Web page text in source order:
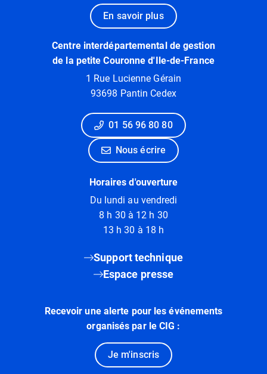
En savoir plus
Centre interdépartemental de gestion
de la petite Couronne d'Ile-de-France
1 Rue Lucienne Gérain
93698 Pantin Cedex
01 56 96 80 80
Nous écrire
Horaires d'ouverture
Du lundi au vendredi
8 h 30 à 12 h 30
13 h 30 à 18 h
Support technique
Espace presse
Recevoir une alerte pour les événements
organisés par le CIG :
Je m'inscris